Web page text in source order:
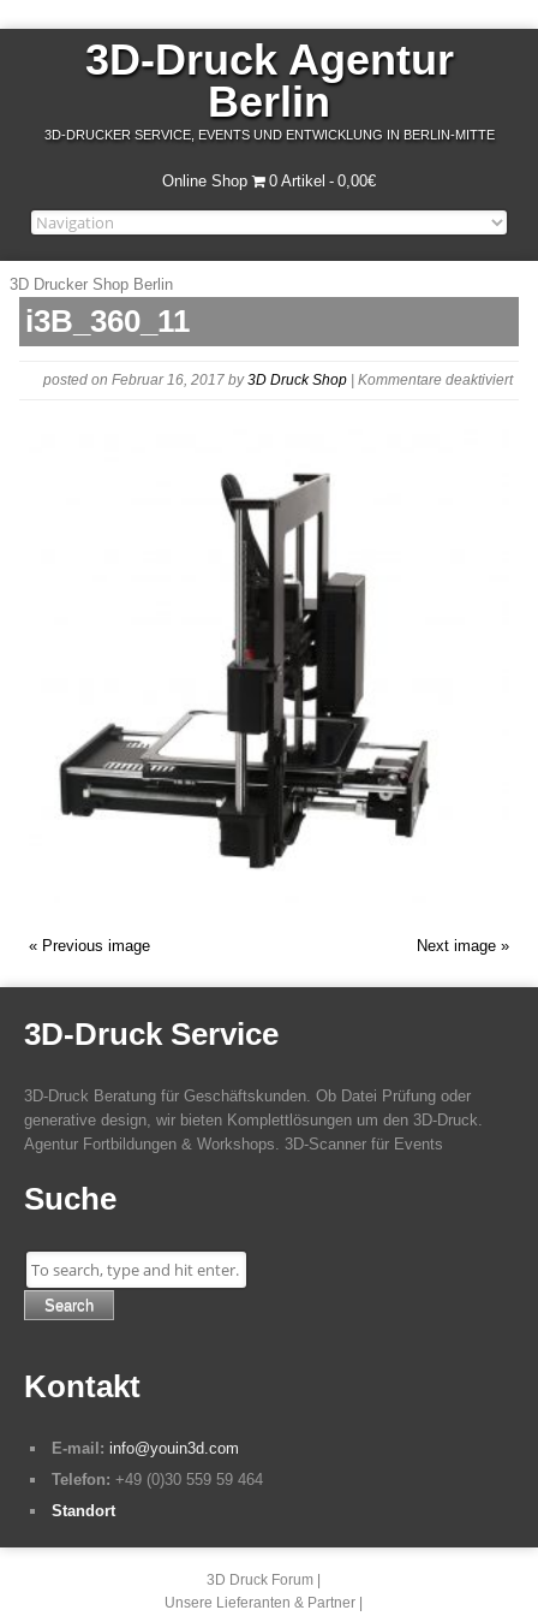
3D-Druck Agentur
Berlin
3D-DRUCKER SERVICE, EVENTS UND ENTWICKLUNG IN BERLIN-MITTE
Online Shop 0 Artikel 0,00€
3D Drucker Shop Berlin
i3B_360_11
posted on Februar 16, 2017 by3D Druck Shop Kommentare deaktiviertfür
Next image »
« Previous image
3D-Druck Service
3D-Druck Beratung für Geschäftskunden. Ob Datei Prüfung oder
generative design, wir bieten Komplettlösungen um den 3D-Druck.
Agentur Fortbildungen & Workshops. 3D-Scanner für Events
Suche
Search
Kontakt
E-mail: info@youin3d.com
Telefon: +49 (0)30 559 59 464
Standort
3D Druck Forum
Unsere Lieferanten & Partner